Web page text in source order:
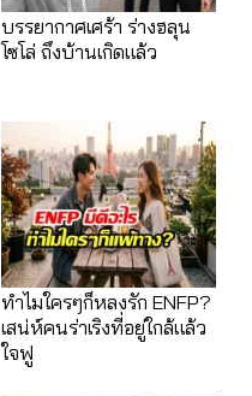
บรรยากาศเศร้า ร่างฮลุน
โซโล่ ถึงบ้านเกิดแล้ว
ทำไมใครๆก็หลงรัก ENFP?
เสน่ห์คนร่าเริงที่อยู่ใกล้แล้ว
ใจฟู